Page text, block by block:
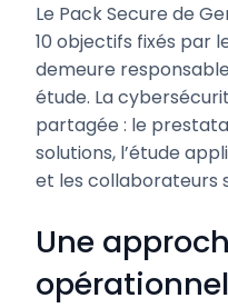
Le Pack Secure de
10 objectifs fixés par
demeure
étude. La
partagée : le
solutions, l’étude
et les collaborateurs
Une